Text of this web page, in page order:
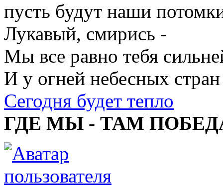
пусть будут наши
Лукавый, смирись -
Мы все равно тебя
И у огней небесных стран
Сегодня будет тепло
ГДЕ МЫ - ТАМ